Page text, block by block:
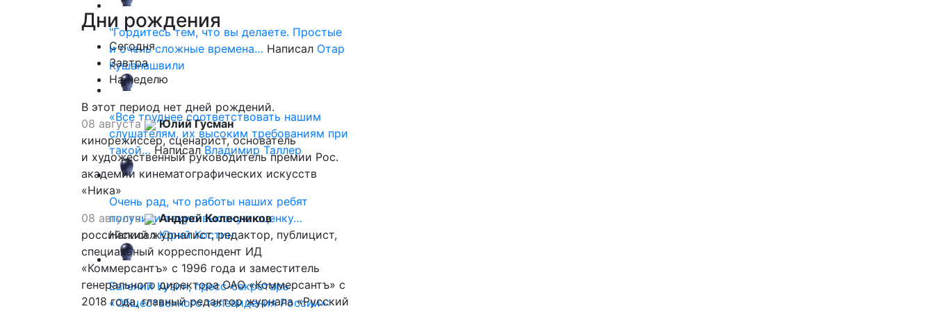
"Гордитесь тем, что вы делаете. Простые
и очень сложные времена… Написал Отар
Кушанашвили
«Все труднее соответствовать нашим
слушателям, их высоким требованиям при
такой… НаписалВладимир Таллер
Очень рад, что работы наших ребят
получили такую высокую оценку…
НаписалЮрий Костин
Евгений Кузин, пресс-секретарь
«Общественного телевидения России»:
Дни рождения
Сегодня
Завтра
На неделю
В этот период нет дней рождений.
08 августа
Юлий Гусман
кинорежиссер, сценарист, основатель
и художественный руководитель премии Рос.
академии кинематографических искусств
«Ника»
08 августа
Андрей Колесников
российский журналист, редактор, публицист,
специальный корреспондент ИД
«Коммерсантъ» с 1996 года и заместитель
генерального директора ОАО «Коммерсантъ» с
2018 года, главный редактор журнала «Русский